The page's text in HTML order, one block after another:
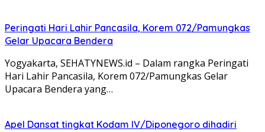
Peringati Hari Lahir Pancasila, Korem 072/Pamungkas
Gelar Upacara Bendera
Yogyakarta, SEHATYNEWS.id – Dalam rangka Peringati
Hari Lahir Pancasila, Korem 072/Pamungkas Gelar
Upacara Bendera yang…
Apel Dansat tingkat Kodam lV/Diponegoro dihadiri